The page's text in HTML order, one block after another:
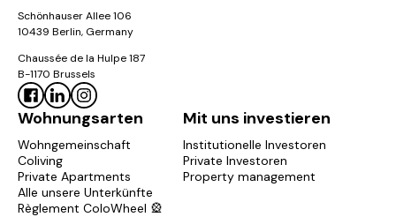
Schönhauser Allee 106
10439 Berlin, Germany
Chaussée de la Hulpe 187
B-1170 Brussels
Wohnungsarten
Wohngemeinschaft
Coliving
Private Apartments
Alle unsere Unterkünfte
Règlement ColoWheel 🎡
Mit uns investieren
Institutionelle Investoren
Private Investoren
Property management